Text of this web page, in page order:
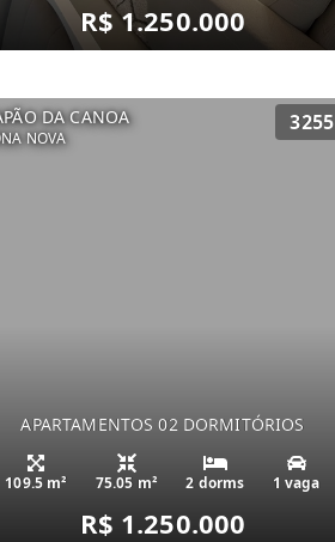
R$ 1.250.000
DA CANOA
NOVA
3255
APARTAMENTOS 02 DORMITÓRIOS
109.5 m² 75.05 m² 2 dorms 1 vaga
R$ 1.250.000